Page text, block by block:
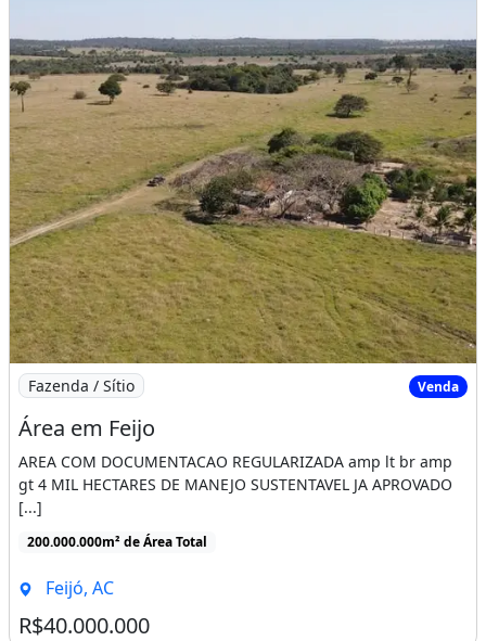
Imagem: Área em Feijo
Fazenda / Sítio Venda
Área em Feijo
AREA COM DOCUMENTACAO REGULARIZADA amp lt br amp
gt 4 MIL HECTARES DE MANEJO SUSTENTAVEL JA APROVADO
[...]
200.000.000m² de Área Total
Feijó, AC
R$40.000.000